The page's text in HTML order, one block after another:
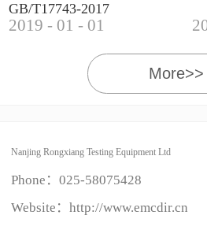
GB/T17743-2017
2019 - 01 - 01
More>>
Nanjing Rongxiang Testing Equipment Ltd
Phone： 025-58075428
Website：http://www.emcdir.cn